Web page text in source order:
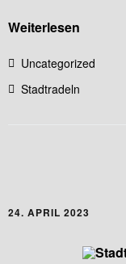
Weiterlesen
Uncategorized
Stadtradeln
24. APRIL 2023